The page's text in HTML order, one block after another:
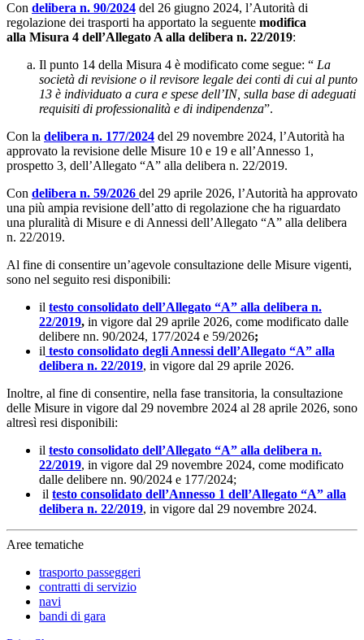
Con delibera n. 90/2024 del 26 giugno 2024, l’Autorità di
regolazione dei trasporti ha apportato la seguente modifica
alla Misura 4 dell’Allegato A alla delibera n. 22/2019:
Il punto 14 della Misura 4 è modificato come segue: “ La
società di revisione o il revisore legale dei conti di cui al punto
13 è individuato a cura e spese dell’IN, sulla base di adeguati
requisiti di professionalità e di indipendenza”.
Con la delibera n. 177/2024 del 29 novembre 2024, l’Autorità ha
approvato la revisione delle Misure 10 e 19 e all’Annesso 1,
prospetto 3, dell’Allegato “A” alla delibera n. 22/2019.
Con delibera n. 59/2026 del 29 aprile 2026, l’Autorità ha approvato
una più ampia revisione dell’atto di regolazione che ha riguardato
una pluralità di Misure e di Annessi dell’Allegato “A” alla delibera
n. 22/2019.
Al fine di consentire un’agevole consultazione delle Misure vigenti,
sono nel seguito resi disponibili:
il testo consolidato dell’Allegato “A” alla delibera n.
22/2019, in vigore dal 29 aprile 2026, come modificato dalle
delibere nn. 90/2024, 177/2024 e 59/2026;
il testo consolidato degli Annessi dell’Allegato “A” alla
delibera n. 22/2019, in vigore dal 29 aprile 2026.
Inoltre, al fine di consentire, nella fase transitoria, la consultazione
delle Misure in vigore dal 29 novembre 2024 al 28 aprile 2026, sono
altresì resi disponibili:
il testo consolidato dell’Allegato “A” alla delibera n.
22/2019, in vigore dal 29 novembre 2024, come modificato
dalle delibere nn. 90/2024 e 177/2024;
il testo consolidato dell’Annesso 1 dell’Allegato “A” alla
delibera n. 22/2019, in vigore dal 29 novembre 2024.
Aree tematiche
trasporto passeggeri
contratti di servizio
navi
bandi di gara